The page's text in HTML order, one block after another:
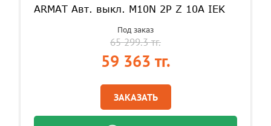
ARMAT Авт. выкл. M10N 2P Z 10А IEK
Под заказ
65 299.3 тг.
59 363 тг.
ЗАКАЗАТЬ